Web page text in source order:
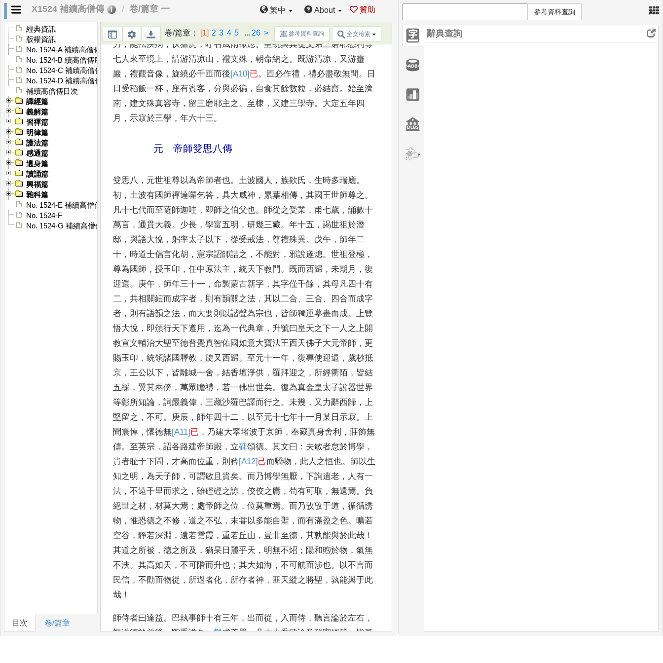
X1524 補續高僧傳 卷/篇章 一 繁中 About 贊助
經典資訊
版權資訊
No. 1524-A 補續高僧傳序
No. 1524-B 續高僧傳序
No. 1524-C 補續高僧傳序
No. 1524-D 補續高僧傳序
補續高僧傳目次
譯經篇
義解篇
習禪篇
明律篇
護法篇
感通篇
遺身篇
讀誦篇
興福篇
雜科篇
No. 1524-E 補續高僧傳䟦
No. 1524-F
No. 1524-G 補續高僧傳䟦
目次 卷/篇章
卷/篇章 ： [1] 2 3 4 5 ... 26 > 參考資料查詢 全文檢索
吽哈囉悉利， 本北印度末光闥國人 住鷄足山，誦諸佛密語 。有大神
力，能袪疾病，伏猛虎，呼召風雨輙應。皇統與其從父弟三磨耶悉利等
七人來至境上 ， 請游清凉山 ， 禮文殊 ， 朝命納之。 既游清凉 ， 又游靈
巖 ， 禮觀音像 ， 旋繞必千匝而後[A10] 已。 匝必作禮 ， 禮必盡敬無間。
日
日受稻飯一杯 ， 座有賓客 ， 分與必徧 ， 自食其餘數粒 ， 必結齋。 始至濟
南 ， 建文殊真容寺 ， 留三磨耶主之。 至棣 ， 又建三學寺。 大定五年四
月
， 示寂於三學 ， 年六十三。
元 帝師癹思八傳
癹思八 ， 元世祖尊以為帝師者也。 土波國人 ， 族欵氏 ， 生時多瑞應。
初 ， 土波有國師禪達囉乞答 ， 具大威神 ， 累葉相傳 ， 其國王世師尊之 。
凡十七代而至薩師迦哇 ， 即師之伯父也。 師從之受業 ， 甫七歲 ， 誦數十
萬言 ， 通貫大義。 少長 ， 學富五明 ， 研幾三藏。 年十五 ， 謁世祖於潛
邸 ， 與語大悅 ， 躬率太子以下 ， 從受戒法 ， 尊禮殊異。 戊午 ， 師年二
十 ， 時道士倡言化胡 ， 憲宗詔師詰之 ， 不能對 ， 邪說遂熄。 世祖登極 ，
尊為國師 ， 授玉印 ， 任中 原法主 ， 統天下教門 。 既而西歸 ， 未期月 ， 復
迎還 。 庚午 ， 師年三十一 ， 命製蒙古新字 ， 其字僅千餘 ， 其母凡四十有
二 ， 共相關紐而成字者 ， 則有韻關之法 ， 其以二合、 三合、
四合而成字
者 ， 則有語韻之法 ， 而大要則以諧聲為宗也 ， 皆師獨運摹畫而成。
上覽
悟大悅 ， 即頒行天下遵用 ， 迄為一代典章 ， 升號曰皇天之下一人 之上開
教宣文輔治大聖至德普覺真智佑國如意大寶法王西天佛子大元帝師 ， 更
賜玉印 ， 統領諸國釋教 ， 旋又西歸。 至元十一年 ， 復專使迎還 ， 歲杪抵
京 ， 王公以下 ， 皆離城一舍 ， 結香壇淨供 ， 羅拜迎之 ， 所經衢陌 ， 皆結
五綵 ， 翼其兩傍 ， 萬眾瞻禮 ， 若一佛出世矣。 復為真金皇太子說器世界
等彰所知論 ， 詞嚴義偉 ， 三藏沙羅巴譯而行之 。 未幾 ， 又力辭西歸 ，
上
堅留之 ， 不可。 庚辰 ， 師年四十二 ， 以至元十七年十一月某日 示寂。
上
聞震悼 ，懷德無[A11]已 ， 乃建大窣堵波于京師 ， 奉藏真身舍利 ， 莊飾無
儔。 至英宗 ， 詔各路建帝師殿 ， 立碑頌德。 其文曰 ： 夫敏者怠於博學 ，
貴者耻于下問 ， 才高而位重 ， 則矜[A12]己而驕物 ， 此人之恒也。 師以生
知之明 ， 為天子師 ， 可謂敏且貴矣。 而乃博學無厭 ， 下詢遺老 ， 人有一
法 ， 不遠千里而求之 ， 雖硜硜之諒 ， 佼佼之庸 ， 苟有可取 ， 無遺焉。 負
絕世之材 ， 材莫大焉 ； 處帝師之位 ， 位莫重焉。 而乃攷攷于道 ， 循循誘
物 ，惟恐德之不修 ， 道之不弘 ， 未甞以多能自聖 ， 而有滿盈之色。 曠若
空谷 ， 靜若深淵 ， 遠若雲霞 ， 重若丘山 ， 豈非至德 ， 其孰能與於此哉 ！
其道之所被 ， 德之所及 ， 猶杲日麗乎天 ， 明無不炤 ； 陽和煦於物 ， 氣無
不浹。 其高如天 ， 不可階而升也 ； 其大如海 ， 不可航而涉也。
以不言而
民信 ， 不勸而物從 ， 所過者化 ， 所存者神 ， 匪天縱之將聖 ， 孰能與于此
哉 ！
師侍者曰達益。 巴執事師十有三年 ， 出而從 ， 入而侍 ， 聽言論於左右 ，
觀道德於前後，陶熏滋久，鬱成美器。凡大小乘律論及秘密經籍，皆耳
×
參考資料查詢
辭典查詢